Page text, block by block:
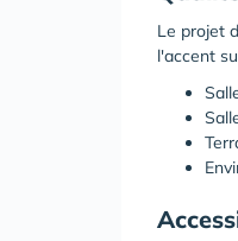
Le projet
l'accent